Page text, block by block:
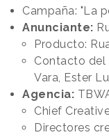
Campaña: "La
Anunciante:
Producto:
Contacto del
Vara, Ester
Agencia:
Chief
Directores